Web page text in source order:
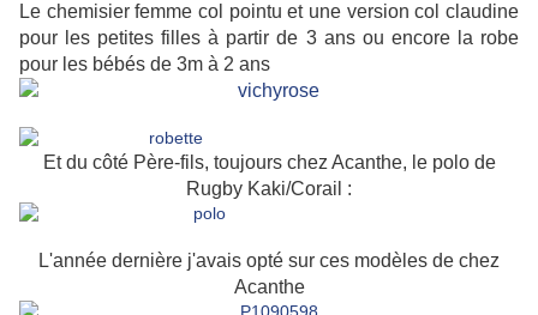
Le chemisier femme col pointu et une version col claudine
pour les petites filles à partir de 3 ans ou encore la robe
pour les bébés de 3m à 2 ans
Et du côté Père-fils, toujours chez Acanthe, le polo de
Rugby Kaki/Corail :
L'année dernière j'avais opté sur ces modèles de chez
Acanthe